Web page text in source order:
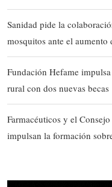
Sanidad pide la
mosquitos ante el aumento
Fundación Hefame
rural con dos nuevas becas
Farmacéuticos y el
impulsan la formación